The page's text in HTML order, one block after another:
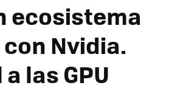
ecosistema
Nvidia.
las GPU